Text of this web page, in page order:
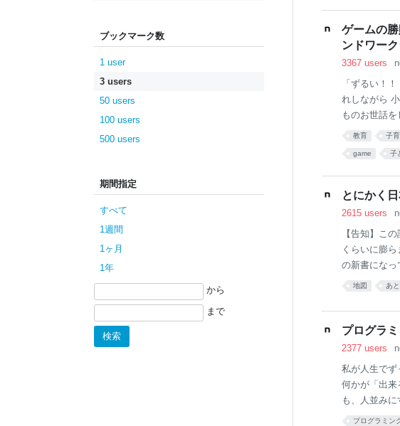
ブックマーク数
1 user
3 users
50 users
100 users
500 users
期間指定
すべて
1週間
1ヶ月
1年
から
まで
ゲームの
ンドワー
3367 users
「ずるい！
れしながら
ものお世話
食べさせる
の友人は元
きだが 「す
てきた ゲー
教育 子
game 子
とにかく
2615 users
【告知】こ
くらいに膨
の新書になっ
ィリエイト
のことにAIを
作れそう」だ
住所の正規化
地図 あ
プログラ
2377 users
私が人生でず
何かが「出来
も、人並み
くのだが、
プログラミン